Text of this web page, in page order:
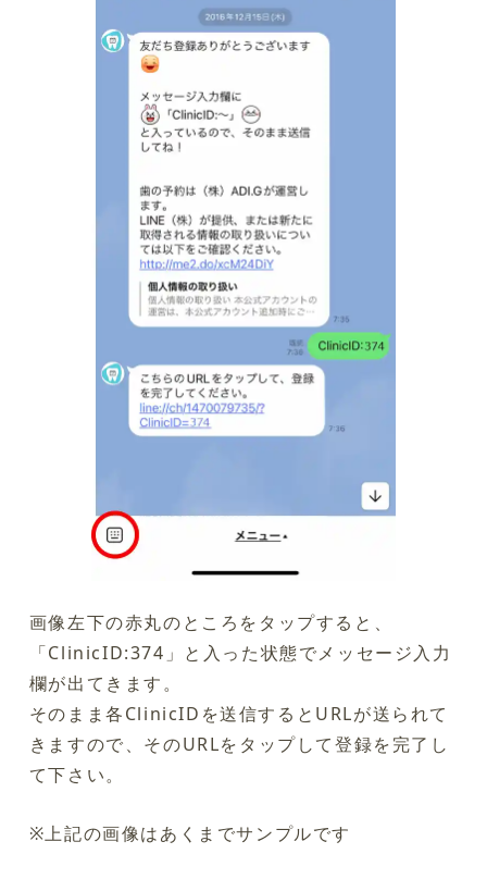
画像左下の赤丸のところをタップすると、
「ClinicID:374」と入った状態でメッセージ入力
欄が出てきます。
そのまま各ClinicIDを送信するとURLが送られて
きますので、そのURLをタップして登録を完了し
て下さい。
※上記の画像はあくまでサンプルです